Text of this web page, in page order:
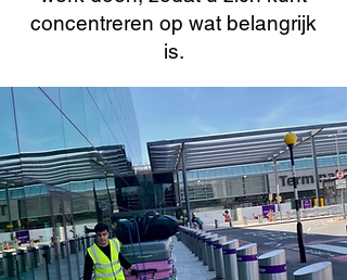
concentreren op wat belangrijk
is.